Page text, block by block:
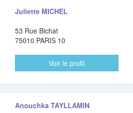
Juliette MICHEL
53 Rue Bichat
75010 PARIS 10
Voir le profil
Anouchka TAYLLAMIN